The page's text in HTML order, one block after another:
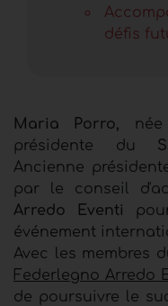
défis
Maria Porro, née
présidente du
Ancienne
par le conseil
Arredo Eventi
événement
Avec les membres
Federlegno Arredo
de poursuivre le